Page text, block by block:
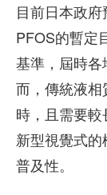
目前日本政
PFOS的暫定
基準，屆時
而，傳統液
時，且需要
新型視覺式
普及性。